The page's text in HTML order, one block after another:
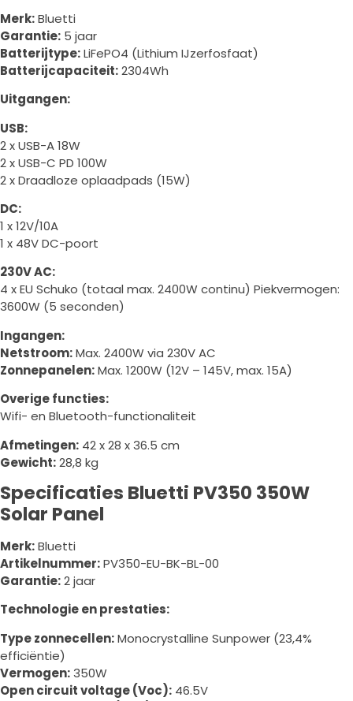
Merk:Bluetti
Garantie: 5 jaar
Batterijtype:LiFePO4 (Lithium IJzerfosfaat)
Batterijcapaciteit:2304Wh
Uitgangen:
USB:
2 x USB-A 18W
2 x USB-C PD 100W
2 x Draadloze oplaadpads (15W)
DC:
1 x 12V/10A
1 x 48V DC-poort
230V AC:
4 x EU Schuko (totaal max. 2400W continu) Piekvermogen:
3600W (5 seconden)
Ingangen:
Netstroom:Max. 2400W via 230V AC
Zonnepanelen:Max. 1200W (12V – 145V, max. 15A)
Overige functies:
Wifi- en Bluetooth-functionaliteit
Afmetingen: 42 x 28 x 36.5 cm
Gewicht:28,8 kg
Specificaties Bluetti PV350 350W
Solar Panel
Merk:Bluetti
Artikelnummer:PV350-EU-BK-BL-00
Garantie:2 jaar
Technologie en prestaties:
Type zonnecellen:Monocrystalline Sunpower (23,4%
efficiëntie)
Vermogen:350W
Open circuit voltage (Voc): 46.5V